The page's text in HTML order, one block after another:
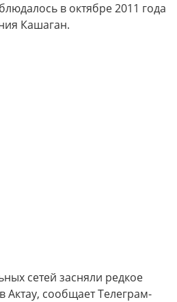
в октябре 2011 года
Кашаган.
сетей засняли редкое
Актау, сообщает Телеграм-